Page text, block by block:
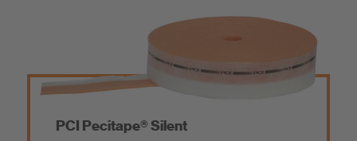
Produits à très faibles émissions
PCI Pecitape® Silent